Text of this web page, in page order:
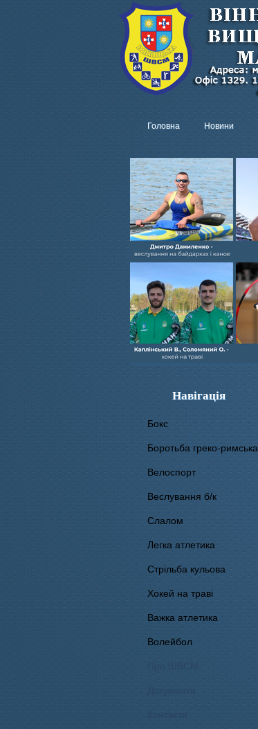
Головна Новини
Навігація
Бокс
Боротьба греко-римська
Велоспорт
Веслування б/к
Cлалом
Легка атлетика
Стрільба кульова
Хокей на траві
Важка атлетика
Волейбол
Документи